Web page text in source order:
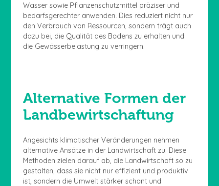
Wasser sowie Pflanzenschutzmittel präziser und
bedarfsgerechter anwenden. Dies reduziert nicht nur
den Verbrauch von Ressourcen, sondern trägt auch
dazu bei, die Qualität des Bodens zu erhalten und
die Gewässerbelastung zu verringern.
Alternative Formen der
Landbewirtschaftung
Angesichts klimatischer Veränderungen nehmen
alternative Ansätze in der Landwirtschaft zu. Diese
Methoden zielen darauf ab, die Landwirtschaft so zu
gestalten, dass sie nicht nur effizient und produktiv
ist, sondern die Umwelt stärker schont und